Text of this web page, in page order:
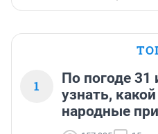
1
По погоде
узнать,
народные